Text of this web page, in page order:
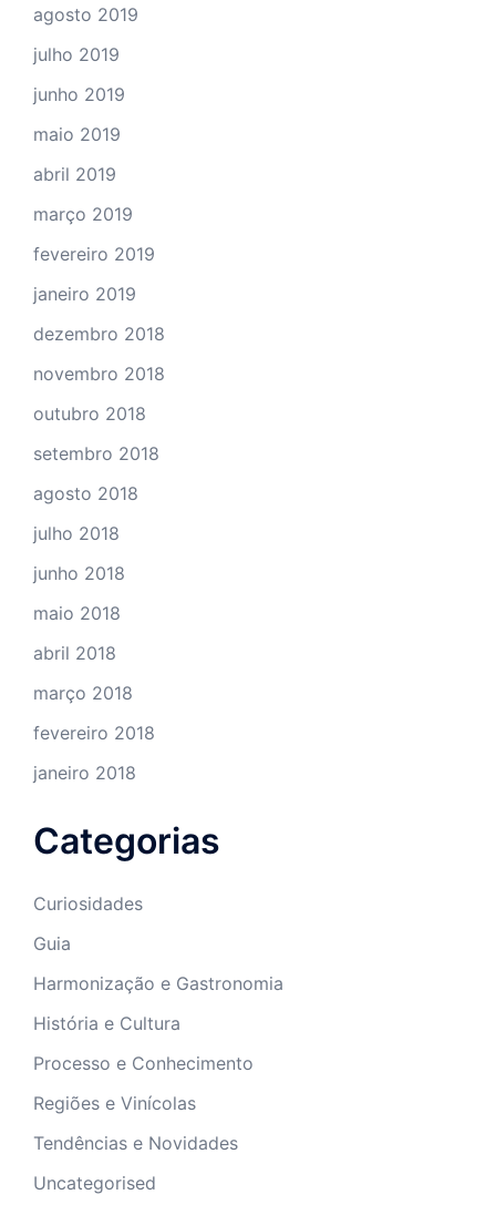
agosto 2019
julho 2019
junho 2019
maio 2019
abril 2019
março 2019
fevereiro 2019
janeiro 2019
dezembro 2018
novembro 2018
outubro 2018
setembro 2018
agosto 2018
julho 2018
junho 2018
maio 2018
abril 2018
março 2018
fevereiro 2018
janeiro 2018
Categorias
Curiosidades
Guia
Harmonização e Gastronomia
História e Cultura
Processo e Conhecimento
Regiões e Vinícolas
Tendências e Novidades
Uncategorised